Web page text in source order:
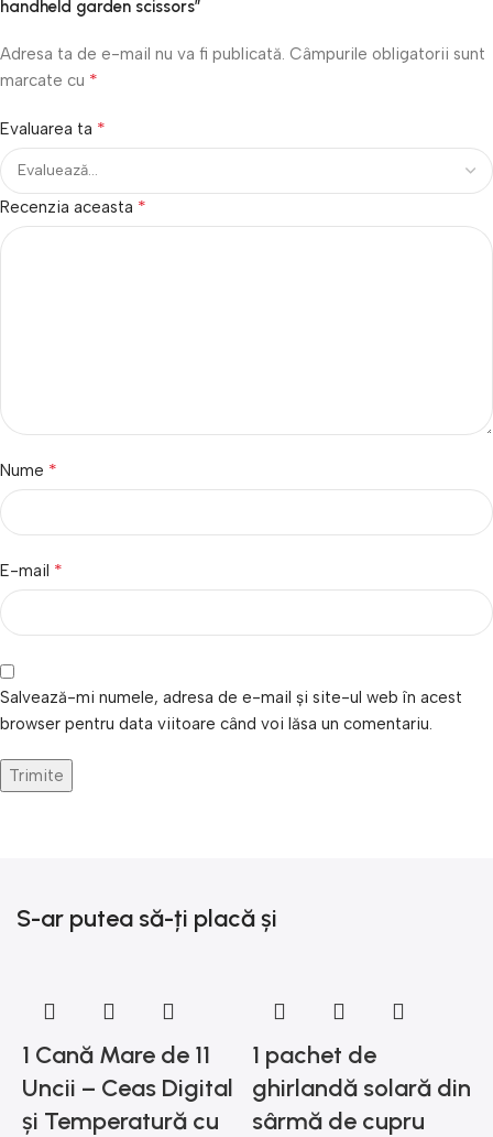
handheld garden scissors”
Adresa ta de e-mail nu va fi publicată. Câmpurile obligatorii sunt
marcate cu *
Evaluarea ta *
Recenzia aceasta *
Nume *
E-mail *
Salvează-mi numele, adresa de e-mail și site-ul web în acest
browser pentru data viitoare când voi lăsa un comentariu.
S-ar putea să-ți placă și
1 Cană Mare de 11
Uncii – Ceas Digital
și Temperatură cu
1 pachet de
ghirlandă solară din
sârmă de cupru